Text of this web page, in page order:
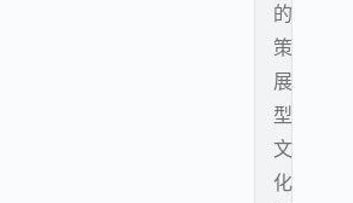
的
策
展
型
文
化